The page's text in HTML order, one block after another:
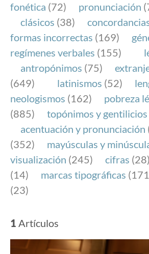
y la Real Academia Española,
el buen uso del español en
Internet.
fonética (72) pronunciación
clásicos (38)
formas incorrectas (169)
regímenes verbales (155)
antropónimos (75)
(649)
latinismos (52)
neologismos (162) pobreza
(885)
topónimos y gentilicios
acentuación y pronunciación
(352)
mayúsculas y
visualización (245) cifras (28)
(14)
marcas tipográficas
(23)
1 Artículos